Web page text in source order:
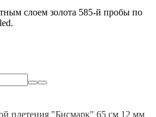
слоем золота 585-й пробы по